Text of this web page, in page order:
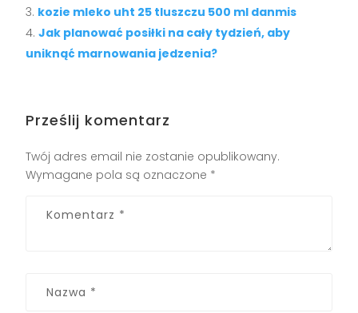
kozie mleko uht 25 tluszczu 500 ml danmis
Jak planować posiłki na cały tydzień, aby
uniknąć marnowania jedzenia?
Prześlij komentarz
Twój adres email nie zostanie opublikowany.
Wymagane pola są oznaczone *